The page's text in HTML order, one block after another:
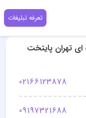
تعرفه تبلیغات
تهران پایتخت
02166123878
09197321688